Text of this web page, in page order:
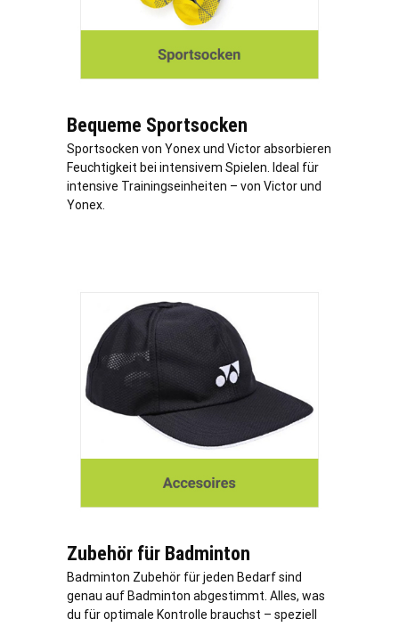
Bequeme Sportsocken
Sportsocken von Yonex und Victor absorbieren
Feuchtigkeit bei intensivem Spielen. Ideal für
intensive Trainingseinheiten – von Victor und
Yonex.
Zubehör für Badminton
Badminton Zubehör für jeden Bedarf sind
genau auf Badminton abgestimmt. Alles, was
du für optimale Kontrolle brauchst – speziell